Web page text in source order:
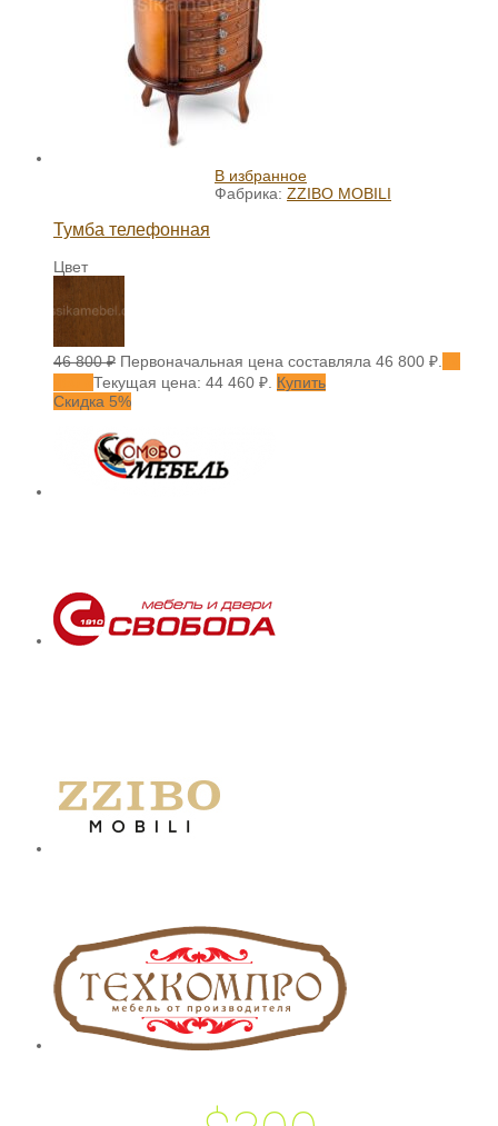
В избранное
Фабрика: ZZIBO MOBILI
Тумба телефонная
Цвет
46 800₽ Первоначальная цена составляла 46 800 ₽.
Текущая цена: 44 460 ₽. Купить
Скидка 5%